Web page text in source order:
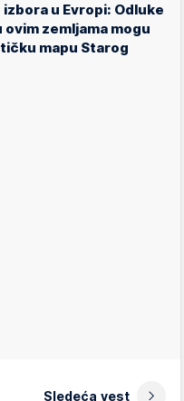
u Evropi: Odluke
ovim zemljama mogu
mapu Starog
Sledeća vest